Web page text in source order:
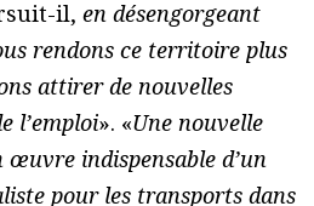
il, en désengorgeant
rendons ce territoire plus
attirer de nouvelles
l’emploi». «Une nouvelle
œuvre indispensable d’un
pour les transports dans